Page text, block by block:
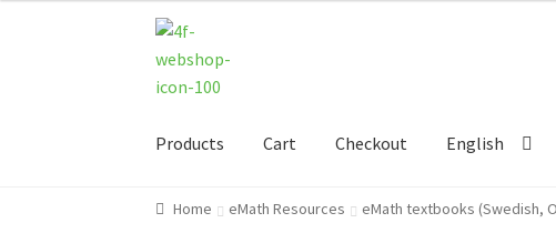
Skip
to
navigation
Skip
to
content
Products Cart Checkout English
Home eMath Resources eMath textbooks (Swedish,